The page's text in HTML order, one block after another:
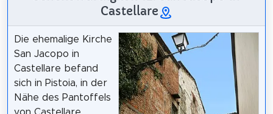
Castellare
Die ehemalige Kirche
San Jacopo in
Castellare befand
sich in Pistoia, in der
Nähe des Pantoffels